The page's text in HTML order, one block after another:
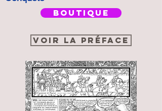
BOUTIQUE
Voir la préface